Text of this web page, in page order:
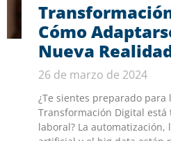
Cómo
Nueva
26 de marzo de 2024
¿Te sientes preparado para
Transformación Digital
laboral? La automatización,